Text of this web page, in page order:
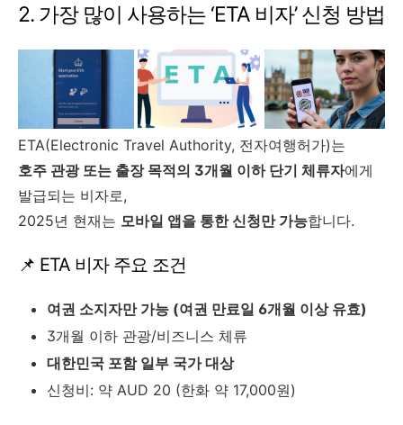
2. 가장 많이 사용하는 ‘ETA 비자’ 신청 방법
ETA(Electronic Travel Authority, 전자여행허가)는
호주 관광 또는 출장 목적의 3개월 이하 단기 체류자에게
발급되는 비자로,
2025년 현재는 모바일 앱을 통한 신청만 가능합니다.
📌 ETA 비자 주요 조건
여권 소지자만 가능 (여권 만료일 6개월 이상 유효)
3개월 이하 관광/비즈니스 체류
대한민국 포함 일부 국가 대상
신청비: 약 AUD 20 (한화 약 17,000원)